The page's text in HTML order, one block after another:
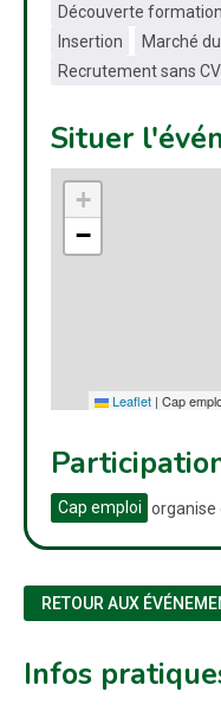
Découverte formation
Insertion
Marché
Recrutement sans CV
Situer
+
−
Leaflet | Cap
Cap emploi organise
RETOUR AUX
Infos